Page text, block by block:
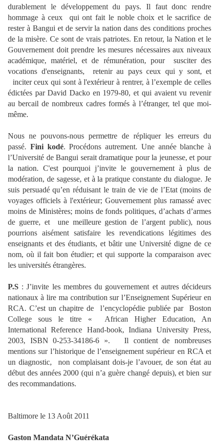
durablement le développement du pays. Il faut donc rendre
hommage à ceux
qui ont fait le noble choix et le sacrifice de
rester à Bangui et de servir la nation dans des conditions proches
de la misère. Ce sont de vrais patriotes. En retour, la Nation et le
Gouvernement doit prendre les mesures nécessaires aux niveaux
académique, matériel, et de rémunération, pour
susciter des
vocations d'enseignants,
retenir au pays ceux qui y sont, et
inciter ceux qui sont à l'extérieur à rentrer, à l’exemple de celles
édictées par David Dacko en 1979-80, et qui avaient vu revenir
au bercail de nombreux cadres formés à l’étranger, tel que moi-
même.
Nous ne pouvons-nous permettre de répliquer les erreurs du
passé. Fini kodé. Procédons autrement. Une année blanche à
l’Université de Bangui serait dramatique pour la jeunesse, et pour
la nation. C'est pourquoi j’invite le gouvernement à plus de
modération, de sagesse, et à la pratique constante du dialogue. Je
suis persuadé qu’en réduisant le train de vie de l’Etat (moins de
voyages officiels à l'extérieur; Gouvernement plus ramassé avec
moins de Ministères; moins de fonds politiques, d’achats d’armes
de guerre, et
une meilleure gestion de l’argent public), nous
pourrions aisément satisfaire les revendications légitimes des
enseignants et des étudiants, et bâtir une Université digne de ce
nom, où il fait bon étudier; et qui supporte la comparaison avec
les universités étrangères.
P.S : J’invite les membres du gouvernement et autres décideurs
nationaux à lire ma contribution sur l’Enseignement Supérieur en
RCA. C’est un chapitre de
l’encyclopédie publiée par
Boston
College sous le titre « African Higher Education, An
International Reference Hand-book, Indiana University Press,
2003, ISBN 0-253-34186-6 ». Il contient de nombreuses
mentions sur l’historique de l’enseignement supérieur en RCA et
un diagnostic,
non complaisant dois-je l’avouer, de son état au
début des années 2000 (qui n’a guère changé depuis), et bien sur
des recommandations.
Baltimore le 13 Août 2011
Gaston Mandata N’Guérékata